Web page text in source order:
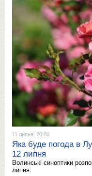
11 липня, 20:00
Яка буде погода в
12 липня
Волинські синоптики
липня.